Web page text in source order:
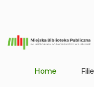
Home Filie